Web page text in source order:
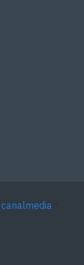
canalmedia